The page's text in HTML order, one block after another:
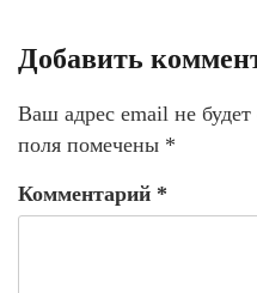
Добавить
Ваш адрес email не
поля помечены *
Комментарий *